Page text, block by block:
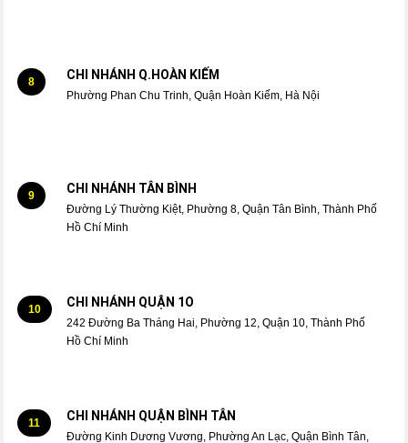
8 CHI NHÁNH Q.HOÀN KIẾM
Phường Phan Chu Trinh, Quận Hoàn Kiếm, Hà Nội
9 CHI NHÁNH TÂN BÌNH
Đường Lý Thường Kiệt, Phường 8, Quận Tân Bình, Thành Phố
Hồ Chí Minh
10 CHI NHÁNH QUẬN 1O
242 Đường Ba Tháng Hai, Phường 12, Quận 10, Thành Phố
Hồ Chí Minh
11 CHI NHÁNH QUẬN BÌNH TÂN
Đường Kinh Dương Vương, Phường An Lạc, Quận Bình Tân,